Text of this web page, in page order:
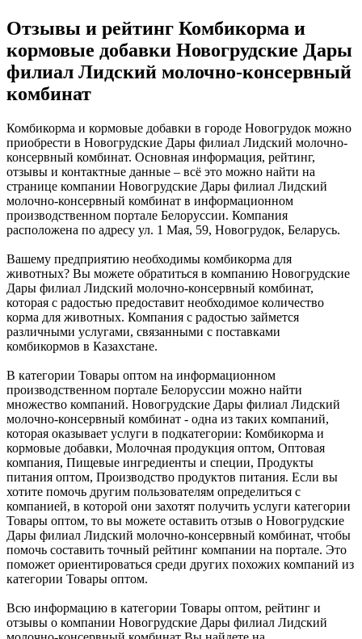
Отзывы и рейтинг Комбикорма и
кормовые добавки Новогрудские Дары
филиал Лидский молочно-консервный
комбинат
Комбикорма и кормовые добавки в городе Новогрудок можно
приобрести в Новогрудские Дары филиал Лидский молочно-
консервный комбинат. Основная информация, рейтинг,
отзывы и контактные данные – всё это можно найти на
странице компании Новогрудские Дары филиал Лидский
молочно-консервный комбинат в информационном
производственном портале Белоруссии. Компания
расположена по адресу ул. 1 Мая, 59, Новогрудок, Беларусь.
Вашему предприятию необходимы комбикорма для
животных? Вы можете обратиться в компанию Новогрудские
Дары филиал Лидский молочно-консервный комбинат,
которая с радостью предоставит необходимое количество
корма для животных. Компания с радостью займется
различными услугами, связанными с поставками
комбикормов в Казахстане.
В категории Товары оптом на информационном
производственном портале Белоруссии можно найти
множество компаний. Новогрудские Дары филиал Лидский
молочно-консервный комбинат - одна из таких компаний,
которая оказывает услуги в подкатегории: Комбикорма и
кормовые добавки, Молочная продукция оптом, Оптовая
компания, Пищевые ингредиенты и специи, Продукты
питания оптом, Производство продуктов питания. Если вы
хотите помочь другим пользователям определиться с
компанией, в которой они захотят получить услуги категории
Товары оптом, то вы можете оставить отзыв о Новогрудские
Дары филиал Лидский молочно-консервный комбинат, чтобы
помочь составить точный рейтинг компании на портале. Это
поможет ориентироваться среди других похожих компаний из
категории Товары оптом.
Всю информацию в категории Товары оптом, рейтинг и
отзывы о компании Новогрудские Дары филиал Лидский